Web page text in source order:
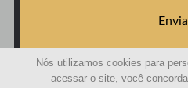
Nós utilizamos cookies para
acessar o site, você